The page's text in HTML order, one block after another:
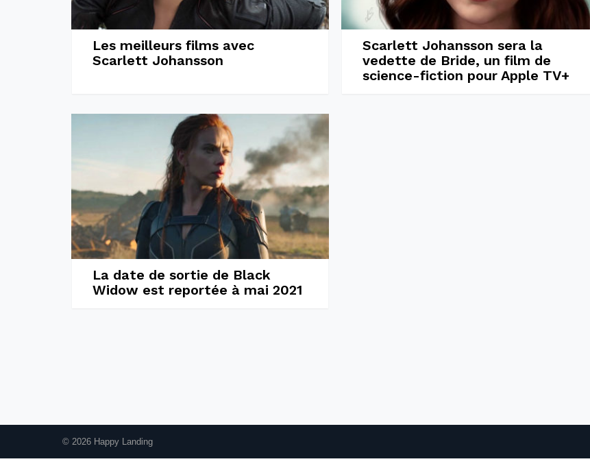
Les meilleurs films avec
Scarlett Johansson
Scarlett Johansson sera la
vedette de Bride, un film de
science-fiction pour Apple TV+
La date de sortie de Black
Widow est reportée à mai 2021
© 2026 Happy Landing